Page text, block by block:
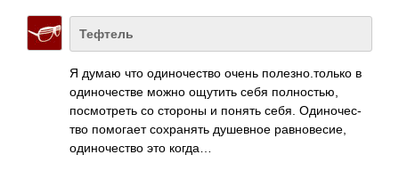
Тефтель
Я думаю что один­очес­тво очень поле­зно.­только в
один­очес­тве можно ощутить себя полн­остью,
посм­отреть со стороны и понять себя. Один­очес­
тво помо­гает сохр­анять душе­вное равн­овес­ие,
один­очес­тво это когда…